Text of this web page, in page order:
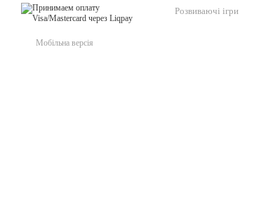
Мобільна версія
Розвиваючі ігри